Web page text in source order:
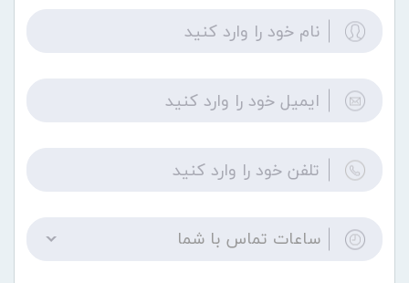
ساعات تماس با شما